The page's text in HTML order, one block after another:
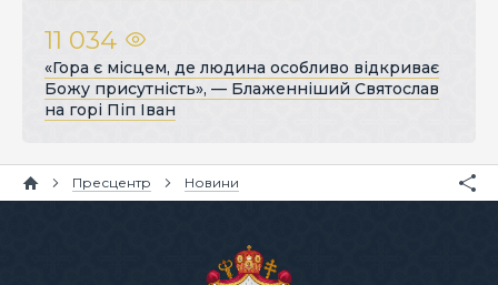
11 034
«Гора є місцем, де людина особливо відкриває
Божу присутність», — Блаженніший Святослав
на горі Піп Іван
Пресцентр Новини